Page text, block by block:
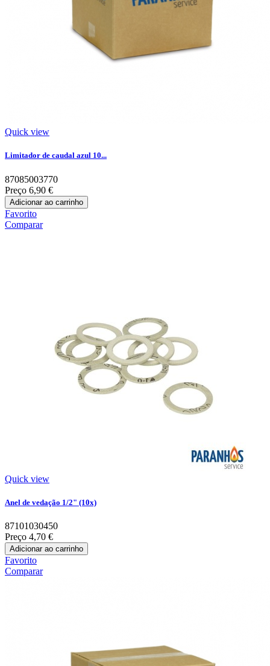
Quick view
Limitador de caudal azul 10...
87085003770
Preço 6,90 €
Adicionar ao carrinho
Favorito
Comparar
Quick view
Anel de vedação 1/2" (10x)
87101030450
Preço 4,70 €
Adicionar ao carrinho
Favorito
Comparar